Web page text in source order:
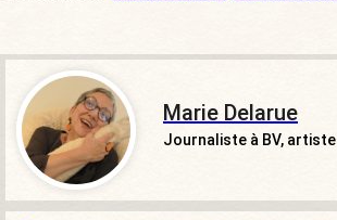
Marie Delarue
Journaliste à BV, artiste